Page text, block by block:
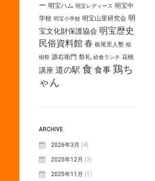
ー 明宝ハム 明宝レディース 明宝中
学校 明宝小学校 明宝山里研究会 明
宝文化財保護協会 明宝歴史
民俗資料館 春 栃尾里人塾 植
樹祭 源右衛門 祭礼 給食ランチ 花桃
講座 道の駅 食 食事 鶏ち
ゃん
ARCHIVE
2026年3月 (4)
2025年12月 (3)
2025年11月 (1)